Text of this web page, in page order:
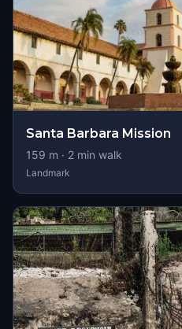
Santa Barbara Mission
159 m · 2 min walk
Landmark